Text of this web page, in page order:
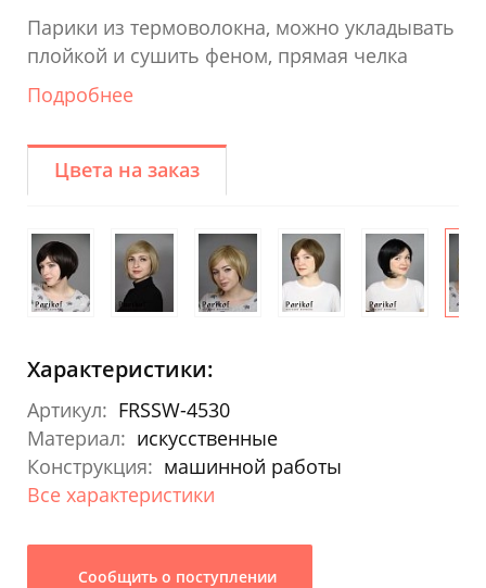
Парики из термоволокна, можно укладывать
плойкой и сушить феном, прямая челка
Подробнее
Цвета на заказ
Характеристики:
Артикул: FRSSW-4530
Материал: искусственные
Конструкция: машинной работы
Все характеристики
Сообщить о поступлении